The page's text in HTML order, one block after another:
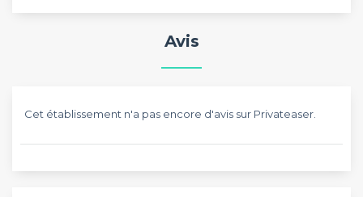
Avis
Cet établissement n'a pas encore d'avis sur Privateaser.